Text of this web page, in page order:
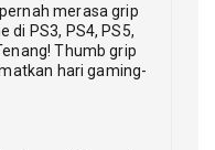
merasa grip
di PS3, PS4, PS5,
Thumb grip
hari gaming-